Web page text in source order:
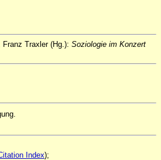
Traxler (Hg.): Soziologie im Konzert
Index);